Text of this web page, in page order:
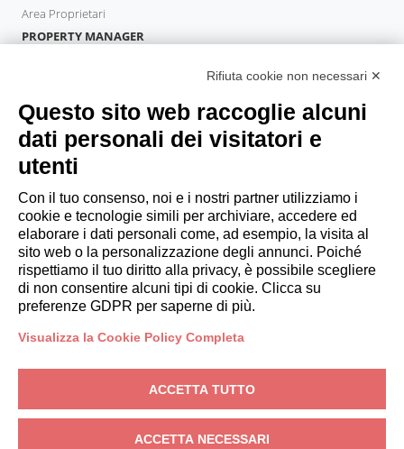
Area Proprietari
PROPERTY MANAGER
OSPITI
Prenota un soggiorno
Soggiorni lunghi
Esperienze per gli ospiti
Sconti per gli ospiti
Convenzioni per Aziende
booking@italianway.house
+390286882952
P.IVA: 08839180968 - PMI Innovativa
Privacy-Condizioni-Cookies-Whistleblowing
Rifiuta cookie non necessari ✕
Questo sito web raccoglie alcuni
dati personali dei visitatori e
utenti
Con il tuo consenso, noi e i nostri partner utilizziamo i
cookie e tecnologie simili per archiviare, accedere ed
elaborare i dati personali come, ad esempio, la visita al
sito web o la personalizzazione degli annunci. Poiché
rispettiamo il tuo diritto alla privacy, è possibile scegliere
di non consentire alcuni tipi di cookie. Clicca su
preferenze GDPR per saperne di più.
Visualizza la Cookie Policy Completa
ACCETTA TUTTO
ACCETTA NECESSARI